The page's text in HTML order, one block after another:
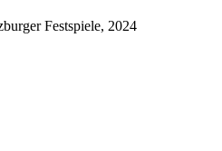
Festspiele, 2024